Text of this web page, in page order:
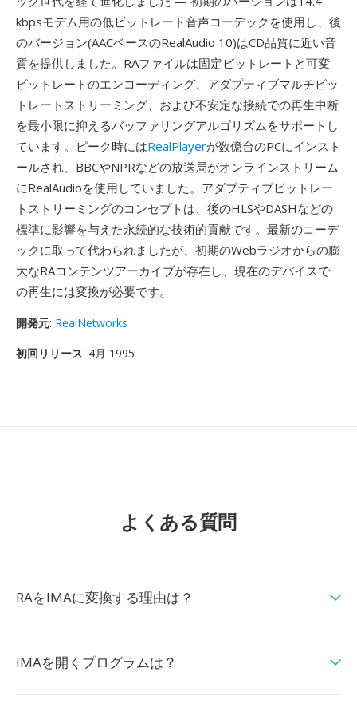
kbpsモデム用の低ビットレート音声コーデックを使用し、後
のバージョン(AACベースのRealAudio 10)はCD品質に近い音
質を提供しました。RAファイルは固定ビットレートと可変
ビットレートのエンコーディング、アダプティブマルチビッ
トレートストリーミング、および不安定な接続での再生中断
を最小限に抑えるバッファリングアルゴリズムをサポートし
ています。ピーク時にはRealPlayerが数億台のPCにインスト
ールされ、BBCやNPRなどの放送局がオンラインストリーム
にRealAudioを使用していました。アダプティブビットレー
トストリーミングのコンセプトは、後のHLSやDASHなどの
標準に影響を与えた永続的な技術的貢献です。最新のコーデ
ックに取って代わられましたが、初期のWebラジオからの膨
大なRAコンテンツアーカイブが存在し、現在のデバイスで
の再生には変換が必要です。
開発元: RealNetworks
初回リリース: 4月 1995
よくある質問
RAをIMAに変換する理由は？
IMAを開くプログラムは？